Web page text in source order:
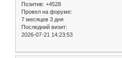
Позитив: +4528
Провел на форуме:
7 месяцев 3 дня
Последний визит:
2026-07-21 14:23:53